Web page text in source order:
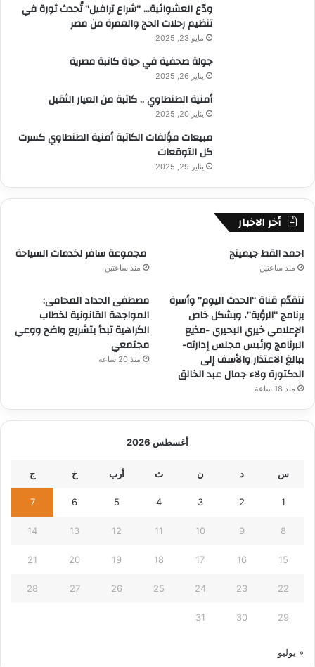
ودّع العشوائية… “شراع ترافيل” تُحدث ثورة في
تنظيم رحلات الحج والعمرة من مصر
مايو 23, 2025
جولة صحفية في حياة كاتبة مصرية
يناير 26, 2025
أمنية الطنطاوي .. كاتبة من العيار الثقيل
يناير 20, 2025
مبيعات مؤلفات الكاتبة أمنية الطنطاوي كسرت
كل التوقعات
يناير 29, 2025
أخر الاخبار
احمد القط جيمينج
منذ ساعتين
مجموعة سافر لخدمات السياحة
منذ ساعتين
تتقدّم قناة “الحدث اليوم” وأسرة
برنامج “الرؤية”، وبشكل خاص
الإعلامي خيري البحيري -مذيع
البرنامج ورئيس مجلس إدارته-
ببالغ الاعتذار والأسف إلى
الدكتورة ولاء جمال عبد الخالق
منذ 18 ساعة
مصطفى الحداد المحامى:
المواجهة القانونية لخطاب
الكراهية تبدأ بتشريع واضح ووعي
مجتمعي
منذ 20 ساعة
أغسطس 2026
س د ن ث أرب خ ج
1
2
3
4
5
6
7
8
9
10
11
12
13
14
15
16
17
18
19
20
21
22
23
24
25
26
27
28
29
30
31
« يوليو